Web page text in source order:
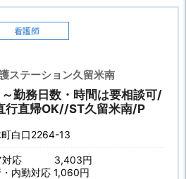
看護師
ステーション久留米南
勤務日数・時間は要相談可/
直帰OK//ST久留米南/P
白口2264-13
対応 3,403円
対応 1,060円